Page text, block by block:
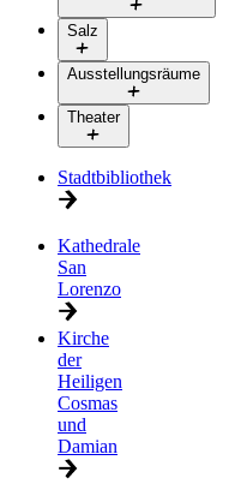
Salz
Ausstellungsräume
Theater
Stadtbibliothek
Kathedrale
San
Lorenzo
Kirche
der
Heiligen
Cosmas
und
Damian